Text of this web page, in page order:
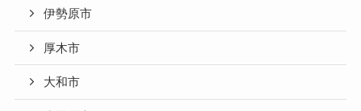
伊勢原市
厚木市
大和市